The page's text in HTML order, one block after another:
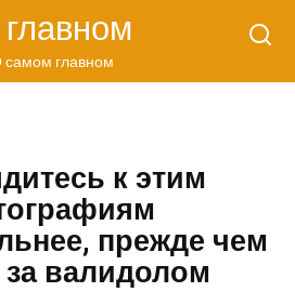
самом главном
к этим
прежде чем
за валидолом